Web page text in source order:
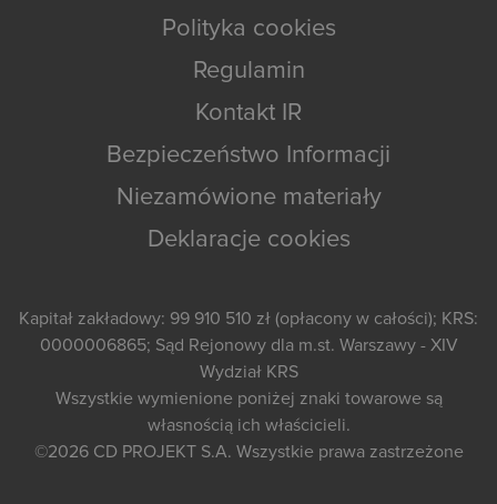
Polityka cookies
Regulamin
Kontakt IR
Bezpieczeństwo Informacji
Niezamówione materiały
Deklaracje cookies
Kapitał zakładowy: 99 910 510 zł (opłacony w całości); KRS:
0000006865; Sąd Rejonowy dla m.st. Warszawy - XIV
Wydział KRS
Wszystkie wymienione poniżej znaki towarowe są
własnością ich właścicieli.
©2026 CD PROJEKT S.A. Wszystkie prawa zastrzeżone